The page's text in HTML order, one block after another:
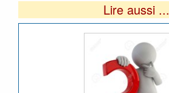
Lire aussi ...